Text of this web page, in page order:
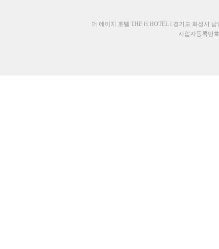
더 에이치 호텔 THE H HOTEL l 경기도 화성시 남
사업자등록번호